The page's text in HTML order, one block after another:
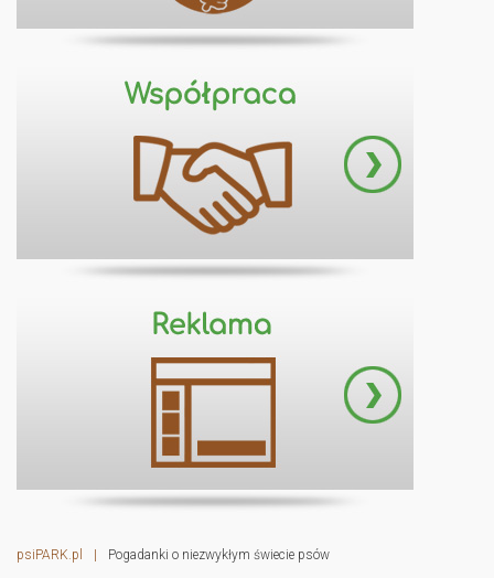
psiPARK.pl | Pogadanki o niezwykłym świecie psów